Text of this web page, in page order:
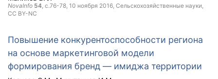
NovaInfo 54, с.76-78, 10 ноября 2016, Сельскохозяйственные науки,
CC BY-NC
Повышение конкурентоспособности региона
на основе маркетинговой модели
формирования бренд — имиджа территории